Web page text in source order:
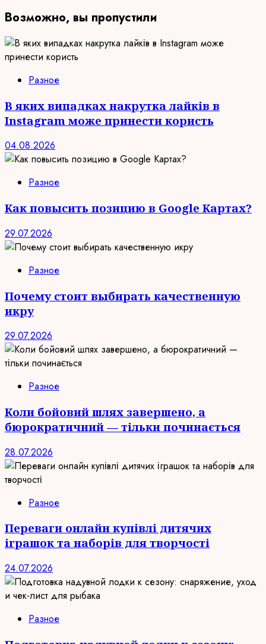
Возможно, вы пропустили
Разное
В яких випадках накрутка лайків в
Instagram може принести користь
04.08.2026
Разное
Как повысить позицию в Google Картах?
29.07.2026
Разное
Почему стоит выбирать качественную
икру
29.07.2026
Разное
Коли бойовий шлях завершено, а
бюрократичний — тільки починається
28.07.2026
Разное
Переваги онлайн купівлі дитячих
іграшок та наборів для творчості
24.07.2026
Разное